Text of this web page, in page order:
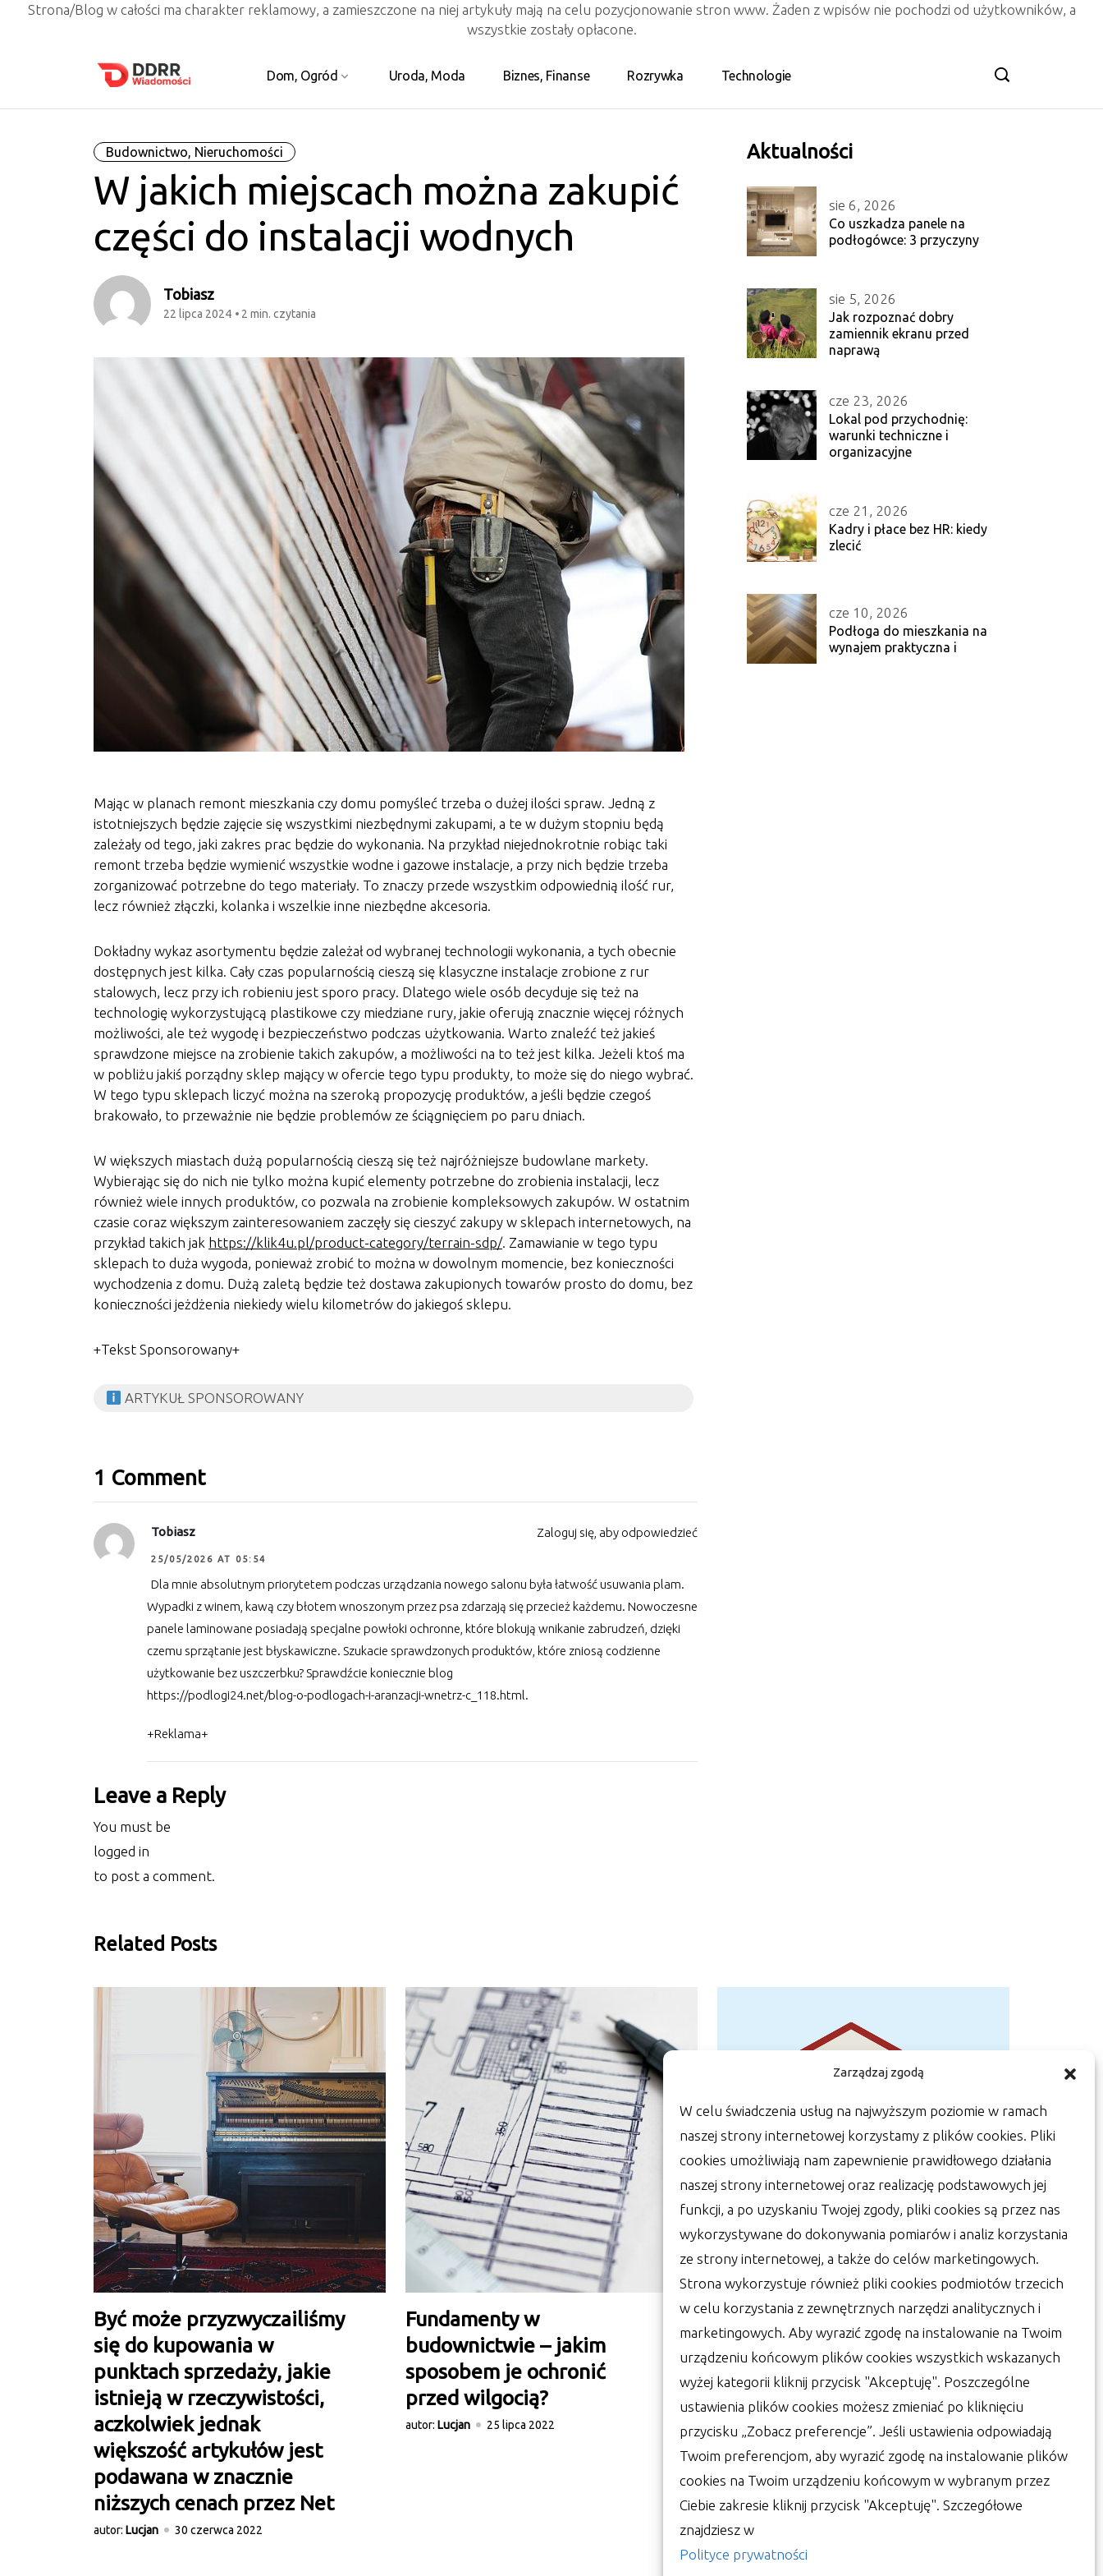
Zarządzaj zgodą
W celu świadczenia usług na najwyższym poziomie w ramach
naszej strony internetowej korzystamy z plików cookies. Pliki
cookies umożliwiają nam zapewnienie prawidłowego działania
naszej strony internetowej oraz realizację podstawowych jej
funkcji, a po uzyskaniu Twojej zgody, pliki cookies są przez nas
wykorzystywane do dokonywania pomiarów i analiz korzystania
ze strony internetowej, a także do celów marketingowych.
Strona wykorzystuje również pliki cookies podmiotów trzecich
w celu korzystania z zewnętrznych narzędzi analitycznych i
marketingowych. Aby wyrazić zgodę na instalowanie na Twoim
urządzeniu końcowym plików cookies wszystkich wskazanych
wyżej kategorii kliknij przycisk "Akceptuję". Poszczególne
ustawienia plików cookies możesz zmieniać po kliknięciu
przycisku „Zobacz preferencje”. Jeśli ustawienia odpowiadają
Twoim preferencjom, aby wyrazić zgodę na instalowanie plików
cookies na Twoim urządzeniu końcowym w wybranym przez
Ciebie zakresie kliknij przycisk "Akceptuję". Szczegółowe
znajdziesz w
Polityce prywatności
Strona/Blog w całości ma charakter reklamowy, a zamieszczone na niej artykuły mają na celu pozycjonowanie stron www. Żaden z wpisów nie pochodzi od użytkowników, a
wszystkie zostały opłacone.
Dom, Ogród Uroda, Moda Biznes, Finanse Rozrywka Technologie
Budownictwo, Nieruchomości
W jakich miejscach można zakupić
części do instalacji wodnych
Tobiasz
22 lipca 2024 2 min. czytania
Mając w planach remont mieszkania czy domu pomyśleć trzeba o dużej ilości spraw. Jedną z
istotniejszych będzie zajęcie się wszystkimi niezbędnymi zakupami, a te w dużym stopniu będą
zależały od tego, jaki zakres prac będzie do wykonania. Na przykład niejednokrotnie robiąc taki
remont trzeba będzie wymienić wszystkie wodne i gazowe instalacje, a przy nich będzie trzeba
zorganizować potrzebne do tego materiały. To znaczy przede wszystkim odpowiednią ilość rur,
lecz również złączki, kolanka i wszelkie inne niezbędne akcesoria.
Dokładny wykaz asortymentu będzie zależał od wybranej technologii wykonania, a tych obecnie
dostępnych jest kilka. Cały czas popularnością cieszą się klasyczne instalacje zrobione z rur
stalowych, lecz przy ich robieniu jest sporo pracy. Dlatego wiele osób decyduje się też na
technologię wykorzystującą plastikowe czy miedziane rury, jakie oferują znacznie więcej różnych
możliwości, ale też wygodę i bezpieczeństwo podczas użytkowania. Warto znaleźć też jakieś
sprawdzone miejsce na zrobienie takich zakupów, a możliwości na to też jest kilka. Jeżeli ktoś ma
w pobliżu jakiś porządny sklep mający w ofercie tego typu produkty, to może się do niego wybrać.
W tego typu sklepach liczyć można na szeroką propozycję produktów, a jeśli będzie czegoś
brakowało, to przeważnie nie będzie problemów ze ściągnięciem po paru dniach.
W większych miastach dużą popularnością cieszą się też najróżniejsze budowlane markety.
Wybierając się do nich nie tylko można kupić elementy potrzebne do zrobienia instalacji, lecz
również wiele innych produktów, co pozwala na zrobienie kompleksowych zakupów. W ostatnim
czasie coraz większym zainteresowaniem zaczęły się cieszyć zakupy w sklepach internetowych, na
przykład takich jak https://klik4u.pl/product-category/terrain-sdp/. Zamawianie w tego typu
sklepach to duża wygoda, ponieważ zrobić to można w dowolnym momencie, bez konieczności
wychodzenia z domu. Dużą zaletą będzie też dostawa zakupionych towarów prosto do domu, bez
konieczności jeżdżenia niekiedy wielu kilometrów do jakiegoś sklepu.
+Tekst Sponsorowany+
ARTYKUŁ SPONSOROWANY
1 Comment
Zaloguj się, aby odpowiedzieć
Tobiasz
25/05/2026 AT 05:54
Dla mnie absolutnym priorytetem podczas urządzania nowego salonu była łatwość usuwania plam.
Wypadki z winem, kawą czy błotem wnoszonym przez psa zdarzają się przecież każdemu. Nowoczesne
panele laminowane posiadają specjalne powłoki ochronne, które blokują wnikanie zabrudzeń, dzięki
czemu sprzątanie jest błyskawiczne. Szukacie sprawdzonych produktów, które zniosą codzienne
użytkowanie bez uszczerbku? Sprawdźcie koniecznie blog
https://podlogi24.net/blog-o-podlogach-i-aranzacji-wnetrz-c_118.html.
+Reklama+
Leave a Reply
You must be
logged in
to post a comment.
Aktualności
sie 6, 2026
Co uszkadza panele na
podłogówce: 3 przyczyny
sie 5, 2026
Jak rozpoznać dobry
zamiennik ekranu przed
naprawą
cze 23, 2026
Lokal pod przychodnię:
warunki techniczne i
organizacyjne
cze 21, 2026
Kadry i płace bez HR: kiedy
zlecić
cze 10, 2026
Podłoga do mieszkania na
wynajem praktyczna i
Related Posts
Być może przyzwyczailiśmy
się do kupowania w
punktach sprzedaży, jakie
istnieją w rzeczywistości,
aczkolwiek jednak
większość artykułów jest
podawana w znacznie
niższych cenach przez Net
autor: Lucjan 30 czerwca 2022
Fundamenty w
budownictwie – jakim
sposobem je ochronić
przed wilgocią?
autor: Lucjan 25 lipca 2022
Kiedy pompa ciepła jest
popłatna?
autor: Lucjan 25 lipca 2022